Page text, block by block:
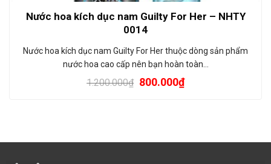
Nước hoa kích dục nam Guilty For Her – NHTY
0014
Nước hoa kích dục nam Guilty For Her thuộc dòng sản phẩm
nước hoa cao cấp nên bạn hoàn toàn…
1.200.000₫ 800.000₫